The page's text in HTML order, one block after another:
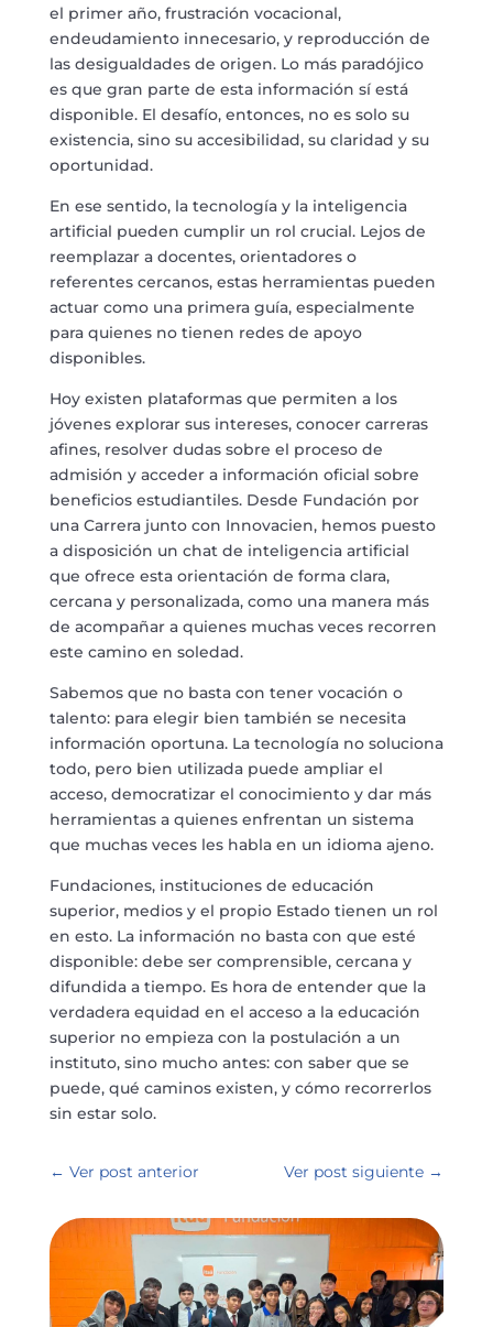
el primer año, frustración vocacional,
endeudamiento innecesario, y reproducción de
las desigualdades de origen. Lo más paradójico
es que gran parte de esta información sí está
disponible. El desafío, entonces, no es solo su
existencia, sino su accesibilidad, su claridad y su
oportunidad.
En ese sentido, la tecnología y la inteligencia
artificial pueden cumplir un rol crucial. Lejos de
reemplazar a docentes, orientadores o
referentes cercanos, estas herramientas pueden
actuar como una primera guía, especialmente
para quienes no tienen redes de apoyo
disponibles.
Hoy existen plataformas que permiten a los
jóvenes explorar sus intereses, conocer carreras
afines, resolver dudas sobre el proceso de
admisión y acceder a información oficial sobre
beneficios estudiantiles. Desde Fundación por
una Carrera junto con Innovacien, hemos puesto
a disposición un chat de inteligencia artificial
que ofrece esta orientación de forma clara,
cercana y personalizada, como una manera más
de acompañar a quienes muchas veces recorren
este camino en soledad.
Sabemos que no basta con tener vocación o
talento: para elegir bien también se necesita
información oportuna. La tecnología no soluciona
todo, pero bien utilizada puede ampliar el
acceso, democratizar el conocimiento y dar más
herramientas a quienes enfrentan un sistema
que muchas veces les habla en un idioma ajeno.
Fundaciones, instituciones de educación
superior, medios y el propio Estado tienen un rol
en esto. La información no basta con que esté
disponible: debe ser comprensible, cercana y
difundida a tiempo. Es hora de entender que la
verdadera equidad en el acceso a la educación
superior no empieza con la postulación a un
instituto, sino mucho antes: con saber que se
puede, qué caminos existen, y cómo recorrerlos
sin estar solo.
← Ver post anterior Ver post siguiente →